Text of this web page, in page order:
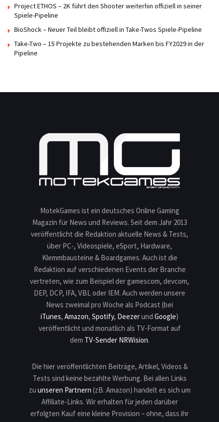
Project ETHOS – 2K führt den Shooter weiterhin offiziell in seiner
Spiele-Pipeline
BioShock – Neuer Teil bleibt offiziell in Take-Twos Spiele-Pipeline
Take-Two – 15 Projekte zu bestehenden Marken bis FY2029 in der
Pipeline
MotekGames ist ein deutsches Online Gaming
Magazin für News und Reviews. Seit dem Jahr 2013
veröffentlicht die Redaktion aktuelle News & Tests,
über PC-, Videospiele, eSport, Hardware,
Klemmbausteine & Boardgames. Auch ist die
Redaktion auf verschiedenen Events der Branche
vertreten, wie zum Beispiel der gamescom, devcom,
DEP, DCP, IFA, VBL oder IEM. Auch werden unsere
News zweimal pro Woche als Podcast (bei
iTunes, Amazon, Spotify, Deezerund Google)
veröffentlicht und monatlich als TV-Format auf
dem TV-Sender NRWision.
Die hier veröffentlichten Beiträge, Artikel, Videos &
Tests sind keine bezahlte Werbung. Bei allen Links
zu unseren Partnern (zB. Amazon) handelt es sich um
Affiliate-Links. Wir erhalten für jeden darüber
erfolgten Kauf eine kleine Provision – ohne, dass ihr